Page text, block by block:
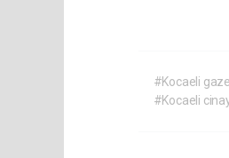
#Kocaeli
#Kocaeli